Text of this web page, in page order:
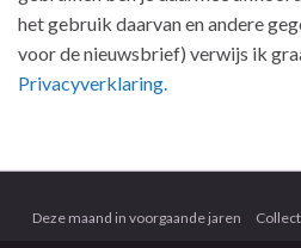
het gebruik daarvan en andere
voor de nieuwsbrief) verwijs ik
Privacyverklaring.
Deze maand in voorgaande jaren